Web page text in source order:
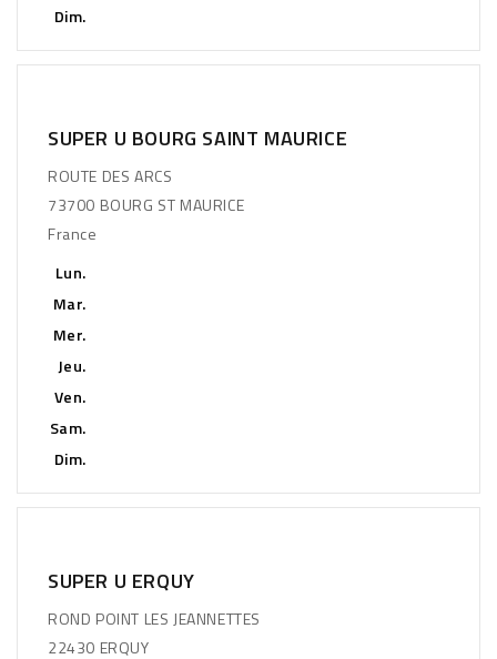
Dim.
SUPER U BOURG SAINT MAURICE
ROUTE DES ARCS
73700 BOURG ST MAURICE
France
Lun.
Mar.
Mer.
Jeu.
Ven.
Sam.
Dim.
SUPER U ERQUY
ROND POINT LES JEANNETTES
22430 ERQUY